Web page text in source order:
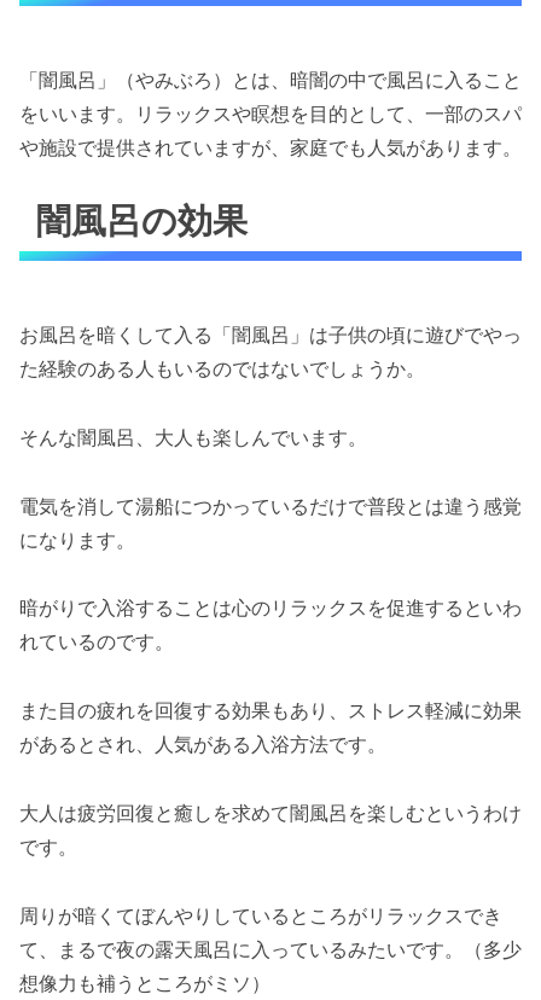
「闇風呂」（やみぶろ）とは、暗闇の中で風呂に入ること
をいいます。リラックスや瞑想を目的として、一部のスパ
や施設で提供されていますが、家庭でも人気があります。
闇風呂の効果
お風呂を暗くして入る「闇風呂」は子供の頃に遊びでやっ
た経験のある人もいるのではないでしょうか。
そんな闇風呂、大人も楽しんでいます。
電気を消して湯船につかっているだけで普段とは違う感覚
になります。
暗がりで入浴することは心のリラックスを促進するといわ
れているのです。
また目の疲れを回復する効果もあり、ストレス軽減に効果
があるとされ、人気がある入浴方法です。
大人は疲労回復と癒しを求めて闇風呂を楽しむというわけ
です。
周りが暗くてぼんやりしているところがリラックスでき
て、まるで夜の露天風呂に入っているみたいです。（多少
想像力も補うところがミソ）